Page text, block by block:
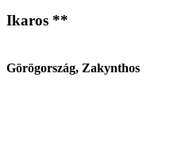
Ikaros **
Görögország, Zakynthos